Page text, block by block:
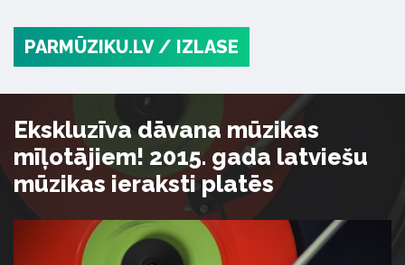
PARMŪZIKU.LV / IZLASE
Ekskluzīva dāvana mūzikas
mīļotājiem! 2015. gada latviešu
mūzikas ieraksti platēs